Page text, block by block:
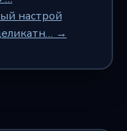
настрой
→